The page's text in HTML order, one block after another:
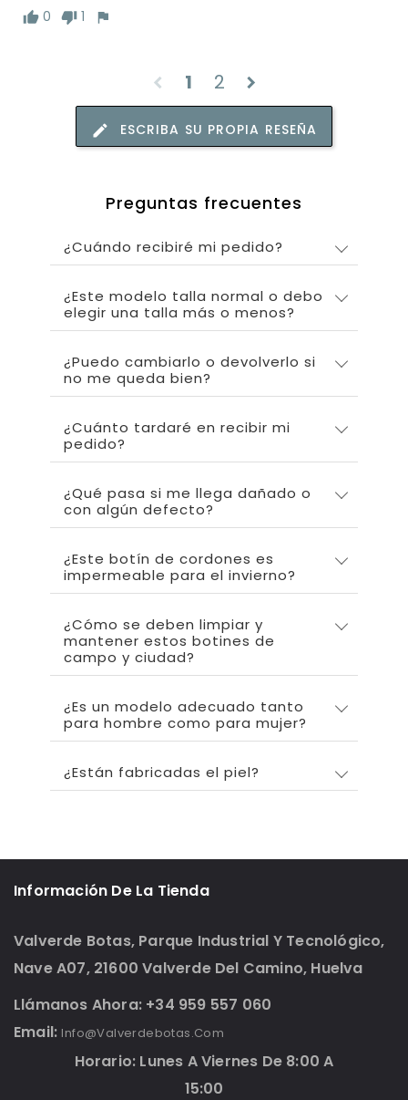
0
1
chevron_left 1 2 chevron_right
ESCRIBA SU PROPIA RESEÑA
Preguntas frecuentes
¿Cuándo recibiré mi pedido?
¿Este modelo talla normal o debo
elegir una talla más o menos?
¿Puedo cambiarlo o devolverlo si
no me queda bien?
¿Cuánto tardaré en recibir mi
pedido?
¿Qué pasa si me llega dañado o
con algún defecto?
¿Este botín de cordones es
impermeable para el invierno?
¿Cómo se deben limpiar y
mantener estos botines de
campo y ciudad?
¿Es un modelo adecuado tanto
para hombre como para mujer?
¿Están fabricadas el piel?
Información De La Tienda
Valverde Botas, Parque Industrial Y Tecnológico,
Nave A07, 21600 Valverde Del Camino, Huelva
Llámanos Ahora: +34 959 557 060
Email: Info@valverdebotas.com
Horario: Lunes A Viernes De 8:00 A
15:00